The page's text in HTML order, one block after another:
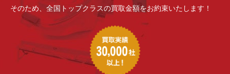
そのため、全国トップクラスの買取金額をお約束いたします！